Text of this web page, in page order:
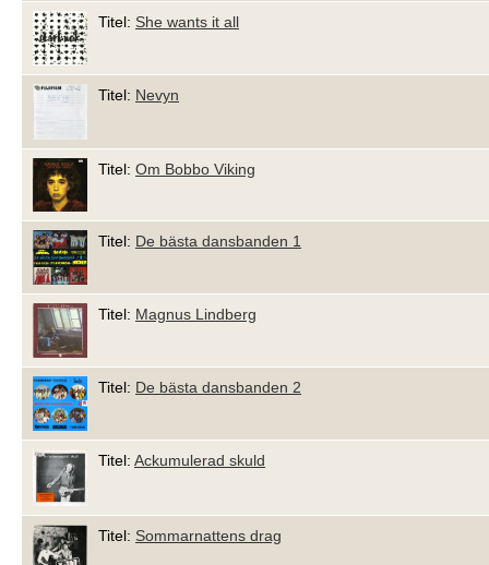
Titel: She wants it all
Titel: Nevyn
Titel: Om Bobbo Viking
Titel: De bästa dansbanden 1
Titel: Magnus Lindberg
Titel: De bästa dansbanden 2
Titel: Ackumulerad skuld
Titel: Sommarnattens drag